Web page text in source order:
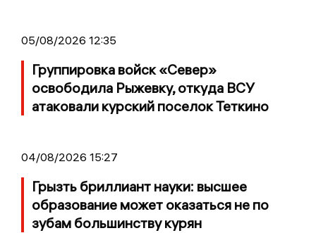
05/08/2026 12:35
Группировка войск «Север»
освободила Рыжевку, откуда ВСУ
атаковали курский поселок Теткино
04/08/2026 15:27
Грызть бриллиант науки: высшее
образование может оказаться не по
зубам большинству курян